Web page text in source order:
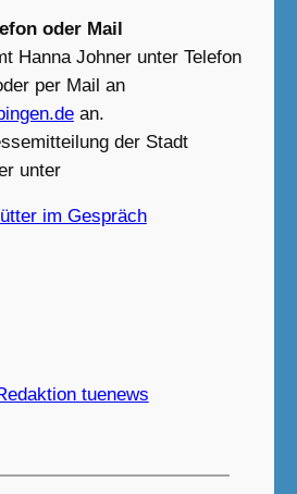
oder Mail
Hanna Johner unter Telefon
per Mail an
an.
der Stadt
unter
im Gespräch
tuenews